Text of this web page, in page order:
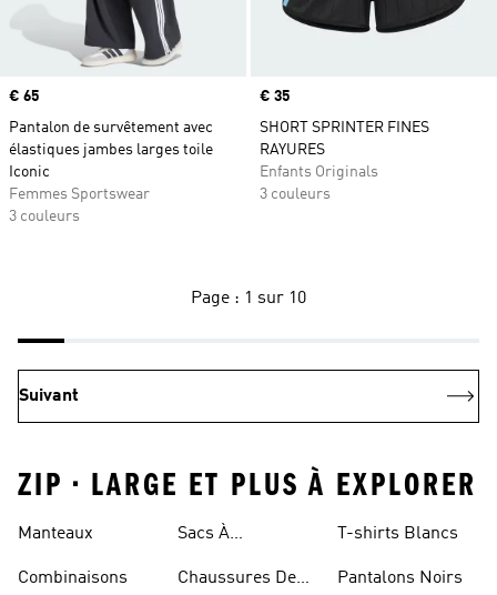
Prix
€ 65
Pantalon de survêtement avec
élastiques jambes larges toile
Iconic
Femmes Sportswear
3 couleurs
Prix
€ 35
SHORT SPRINTER FINES
RAYURES
Enfants Originals
3 couleurs
Page : 1 sur 10
Suivant
ZIP • LARGE ET PLUS À EXPLORER
Manteaux
Combinaisons
Rouges
Sacs À
Chaussures De
T-shirts Blancs
Pantalons Noirs